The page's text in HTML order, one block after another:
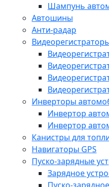
Шампунь
Автошины
Анти-радар
Инверторы
Инвертор
Инвертор
Канистры для
Навигаторы GPS
Пуско-зарядные
Зарядное